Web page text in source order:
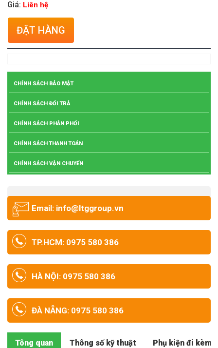
Giá: Liên hệ
ĐẶT HÀNG
CHÍNH SÁCH BẢO MẬT
CHÍNH SÁCH ĐỔI TRẢ
CHÍNH SÁCH PHÂN PHỐI
CHÍNH SÁCH THANH TOÁN
CHÍNH SÁCH VẬN CHUYỂN
Email: info@ltggroup.vn
TP.HCM: 0975 580 386
HÀ NỘI: 0975 580 386
ĐÀ NẴNG: 0975 580 386
Tông quan Thông số kỹ thuật Phụ kiện đi kèm